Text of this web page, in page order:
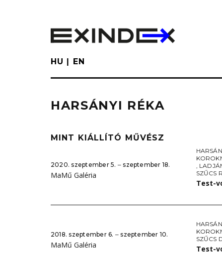
HU EN
HARSÁNYI RÉKA
MINT KIÁLLÍTÓ MŰVÉSZ
2020. szeptember 5. ‒ szeptember 18.
MaMű Galéria
,
SZŰCS
Test-
2018. szeptember 6. ‒ szeptember 10.
MaMű Galéria
SZŰCS
Test-